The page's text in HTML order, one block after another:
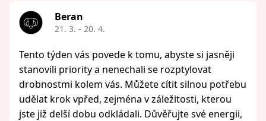
Beran
21. 3. - 20. 4.
Tento týden vás povede k tomu, abyste si jasněji
stanovili priority a nenechali se rozptylovat
drobnostmi kolem vás. Můžete cítit silnou potřebu
udělat krok vpřed, zejména v záležitosti, kterou
jste již delší dobu odkládali. Důvěřujte své energii,